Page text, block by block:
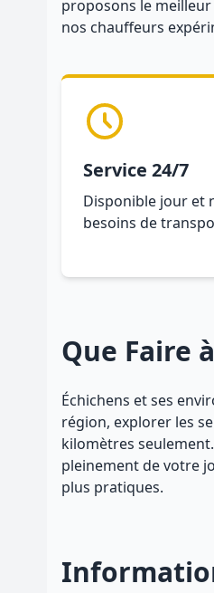
proposons le
nos chauffeurs
Service 24/7
Disponible jour et
besoins de
Que Faire
Échichens et ses
région, explorer les
kilomètres
pleinement de votre
plus pratiques.